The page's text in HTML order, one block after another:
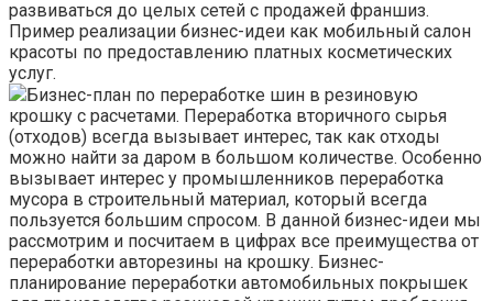
развиваться до целых сетей с продажей франшиз.
Пример реализации бизнес-идеи как мобильный салон
красоты по предоставлению платных косметических
услуг.
Бизнес-план по переработке шин в резиновую
крошку с расчетами. Переработка вторичного сырья
(отходов) всегда вызывает интерес, так как отходы
можно найти за даром в большом количестве. Особенно
вызывает интерес у промышленников переработка
мусора в строительный материал, который всегда
пользуется большим спросом. В данной бизнес-идеи мы
рассмотрим и посчитаем в цифрах все преимущества от
переработки авторезины на крошку. Бизнес-
планирование переработки автомобильных покрышек